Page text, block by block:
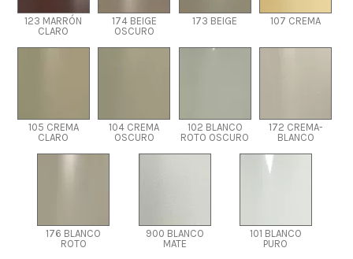
123 MARRÓN
CLARO
174 BEIGE
OSCURO
173 BEIGE 107 CREMA
105 CREMA
CLARO
104 CREMA
OSCURO
102 BLANCO
ROTO OSCURO
172 CREMA-
BLANCO
176 BLANCO
ROTO
900 BLANCO
MATE
101 BLANCO
PURO